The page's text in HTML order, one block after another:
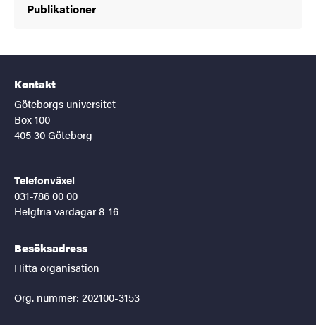
Publikationer
Kontakt
Göteborgs universitet
Box 100
405 30 Göteborg
Telefonväxel
031-786 00 00
Helgfria vardagar 8-16
Besöksadress
Hitta organisation
Org. nummer: 202100-3153